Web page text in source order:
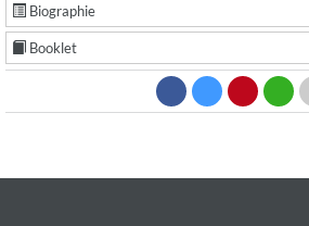
Biographie
Booklet